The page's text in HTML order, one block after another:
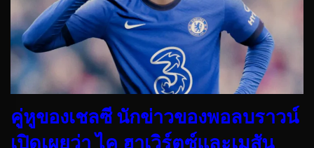
คู่หูของเชลซี นักข่าวของพอลบราวน์
เปิดเผยว่า ไค ฮาเวิร์ตซ์และเมสัน